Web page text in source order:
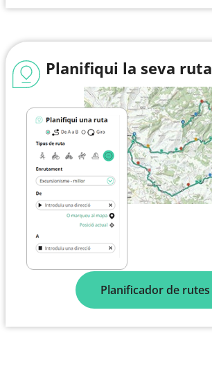
Planifiqui la seva ruta
Planificador de rutes